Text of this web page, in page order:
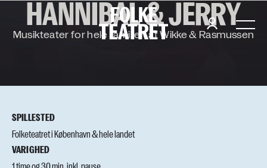
FOLKE
HANNIBAL & JERRY
Musikteater for hele familien af Wikke & Rasmussen
SPILLESTED
Folketeatret i København & hele landet
VARIGHED